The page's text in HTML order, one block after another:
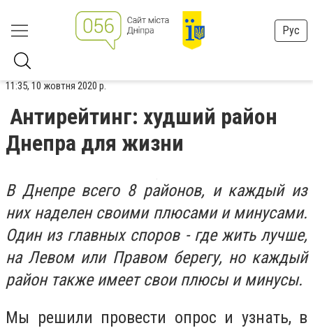
Рус
11:35, 10 жовтня 2020 р.
Антирейтинг: худший район
Днепра для жизни
В Днепре всего 8 районов, и каждый из
них наделен своими плюсами и минусами.
Один из главных споров - где жить лучше,
на Левом или Правом берегу, но каждый
район также имеет свои плюсы и минусы.
Мы решили провести опрос и узнать, в